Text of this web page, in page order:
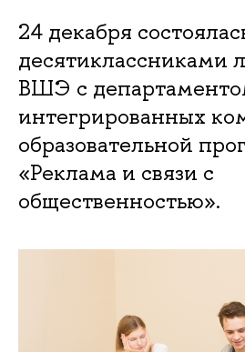
24 декабря
десятиклассниками
ВШЭ с
интегрированных
образовательной
«Реклама и связи с
общественностью».